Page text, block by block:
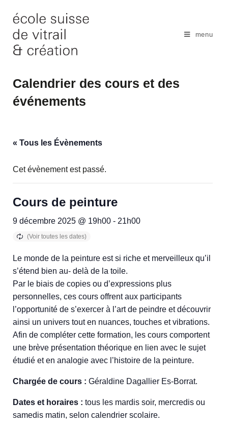
content
menu
Calendrier des cours et des
événements
« Tous les Évènements
Cet évènement est passé.
Cours de peinture
9 décembre 2025 @ 19h00 - 21h00
Le monde de la peinture est si riche et merveilleux qu’il
s’étend bien au- delà de la toile.
Par le biais de copies ou d’expressions plus
personnelles, ces cours offrent aux participants
l’opportunité de s’exercer à l’art de peindre et découvrir
ainsi un univers tout en nuances, touches et vibrations.
Afin de compléter cette formation, les cours comportent
une brève présentation théorique en lien avec le sujet
étudié et en analogie avec l’histoire de la peinture.
Chargée de cours : Géraldine Dagallier Es-Borrat.
Dates et horaires : tous les mardis soir, mercredis ou
samedis matin, selon calendrier scolaire.